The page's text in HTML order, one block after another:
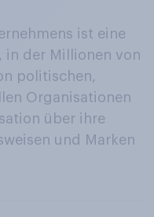
ist eine
in der Millionen von
politischen,
Organisationen
über ihre
und Marken